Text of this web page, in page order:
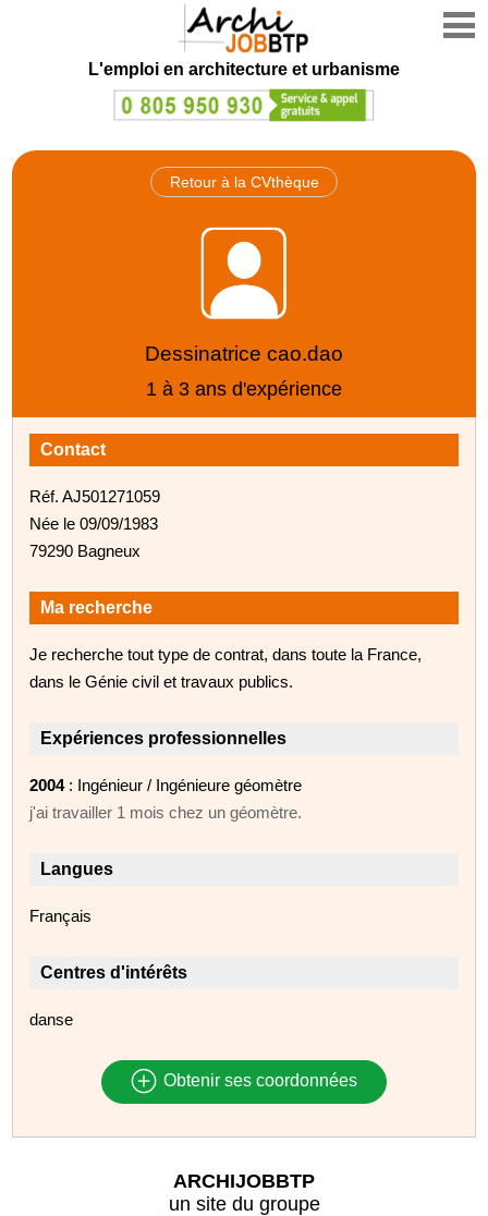
L'emploi en architecture et urbanisme
Retour à la CVthèque
Dessinatrice cao.dao
1 à 3 ans d'expérience
Contact
Réf. AJ501271059
Née le 09/09/1983
79290 Bagneux
Ma recherche
Je recherche tout type de contrat, dans toute la France,
dans le Génie civil et travaux publics.
Expériences professionnelles
2004: Ingénieur / Ingénieure géomètre
j'ai travailler 1 mois chez un géomètre.
Langues
Français
Centres d'intérêts
danse
Obtenir ses coordonnées
ARCHIJOBBTP
un site du groupe